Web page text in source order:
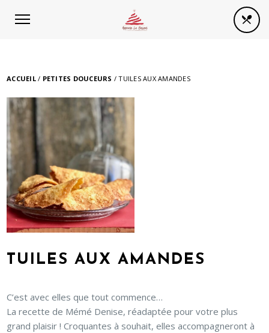
ACCUEIL/ PETITES DOUCEURS / TUILES AUX AMANDES
TUILES AUX AMANDES
C’est avec elles que tout commence…
La recette de Mémé Denise, réadaptée pour votre plus
grand plaisir ! Croquantes à souhait, elles accompagneront à
Panneau de gestion des cookies